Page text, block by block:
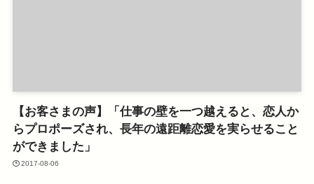
【お客さまの声】「仕事の壁を一つ越えると、恋人か
らプロポーズされ、長年の遠距離恋愛を実らせること
ができました」
2017-08-06